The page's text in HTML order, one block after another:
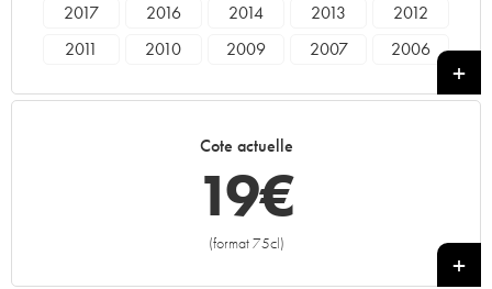
2017 2016 2014 2013
2012
2011
2010 2009 2007
2006
1993
1985
Cote actuelle
19€
(format 75cl)
+